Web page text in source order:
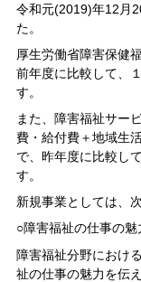
令和元(2019)年12月
た。
厚生労働省障害保健
前年度に比較して、
す。
また、障害福祉サー
費・給付費＋地域生
で、昨年度に比較し
す。
新規事業としては、
○障害福祉の仕事の魅
障害福祉分野におけ
祉の仕事の魅力を伝